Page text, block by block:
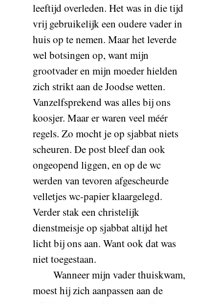
leeftijd overleden. Het was in die tijd
vrij gebruikelijk een oudere vader in
huis op te nemen. Maar het leverde
wel botsingen op, want mijn
grootvader en mijn moeder hielden
zich strikt aan de Joodse wetten.
Vanzelfsprekend was alles bij ons
koosjer. Maar er waren veel méér
regels. Zo mocht je op sjabbat niets
scheuren. De post bleef dan ook
ongeopend liggen, en op de wc
werden van tevoren afgescheurde
velletjes wc-papier klaargelegd.
Verder stak een christelijk
dienstmeisje op sjabbat altijd het
licht bij ons aan. Want ook dat was
niet toegestaan.
Wanneer mijn vader thuiskwam,
moest hij zich aanpassen aan de